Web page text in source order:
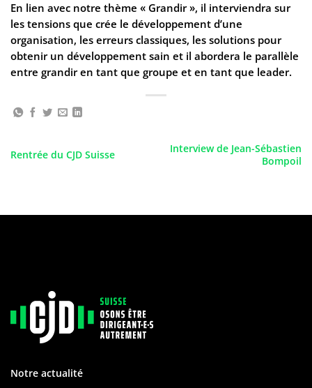
En lien avec notre thème « Grandir », il interviendra sur
les tensions que crée le développement d’une
organisation, les erreurs classiques, les solutions pour
obtenir un développement sain et il abordera le parallèle
entre grandir en tant que groupe et en tant que leader.
Rentrée du CJD Suisse
Interview de Jean-Sébastien
Bompoil
Notre actualité